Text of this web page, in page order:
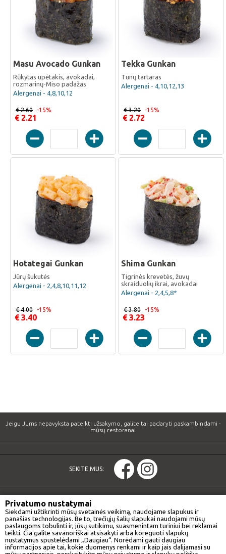
Privatumo nustatymai
Siekdami užtikrinti mūsų svetainės veikimą, naudojame slapukus ir
panašias technologijas. Be to, trečiųjų šalių slapukai naudojami mūsų
paslaugoms tobulinti ir, jūsų sutikimu, suasmenintam turiniui bei reklamai
teikti. Čia galite savanoriškai atsisakyti arba koreguoti slapukų
nustatymus spustelėdami „Daugiau“. Norėdami gauti daugiau
informacijos apie tai, kokie duomenys renkami ir kaip jais dalijamasi su
Masu Avocado Gunkan
Rūkytas upėtakis, avokadai,
rozmarinų-Miso padažas
Alergenai - 4,8,10,12
€ 2.21
€ 2.60 -15%
Tekka Gunkan
Tunų tartaras
Alergenai - 4,10,12,13
€ 2.72
€ 3.20 -15%
Hotategai Gunkan
Jūrų šukutės
Alergenai - 2,4,8,10,11,12
€ 3.40
€ 4.00 -15%
Shima Gunkan
Tigrinės krevetės, žuvų
skraiduolių ikrai, avokadai
Alergenai - 2,4,5,8*
€ 3.23
€ 3.80 -15%
Jeigu Jums nepavyksta pateikti užsakymo, galite tai padaryti paskambindami -
mūsų restoranai
SEKITE MUS:
PRADINIS PUSLAPIS
SPECIALŪS PASIŪLYMAI
MŪSŲ RESTORANAI
INFORMACIJA
MAISTO PRISTATYMAS
PIETŲ PASIŪLYMAS